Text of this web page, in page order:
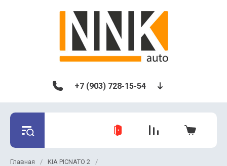
+7 (903) 728-15-54
Главная / KIA PICNATO 2
/